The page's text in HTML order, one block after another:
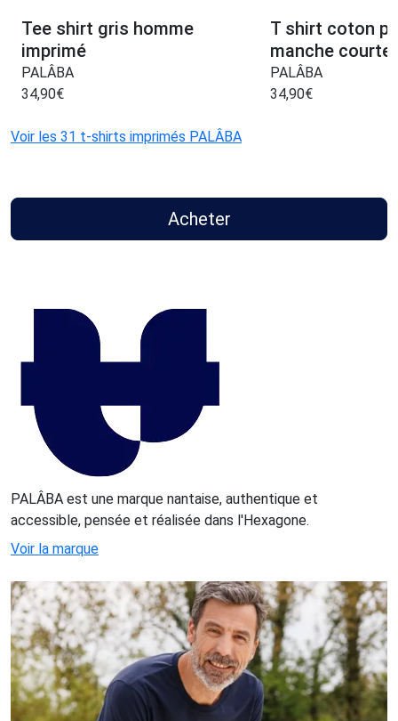
Tee shirt gris homme
imprimé
PALÂBA
34,90€
T shirt coton
manche courte
PALÂBA
34,90€
Voir les 31 t-shirts imprimés PALÂBA
Acheter
PALÂBA est une marque nantaise, authentique et
accessible, pensée et réalisée dans l'Hexagone.
Voir la marque